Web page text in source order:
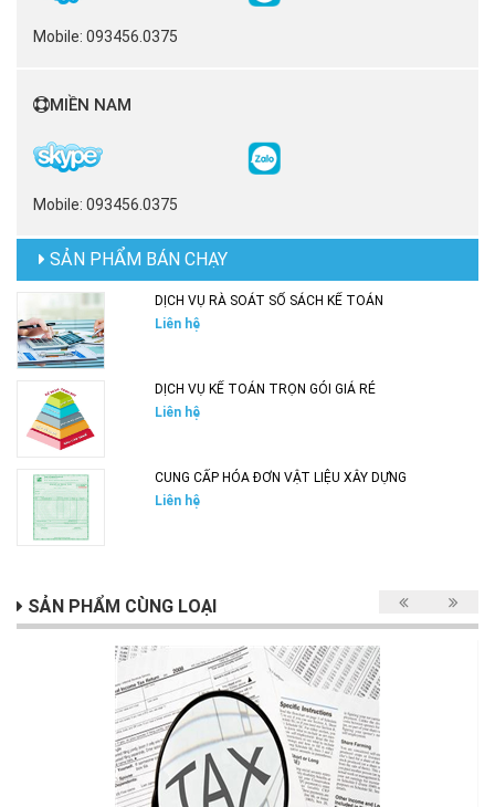
Mobile: 093456.0375
MIỀN NAM
Mobile: 093456.0375
SẢN PHẨM BÁN CHẠY
DỊCH VỤ RÀ SOÁT SỔ SÁCH KẾ TOÁN
Liên hệ
DỊCH VỤ KẾ TOÁN TRỌN GÓI GIÁ RẺ
Liên hệ
CUNG CẤP HÓA ĐƠN VẬT LIỆU XÂY DỰNG
Liên hệ
SẢN PHẨM CÙNG LOẠI